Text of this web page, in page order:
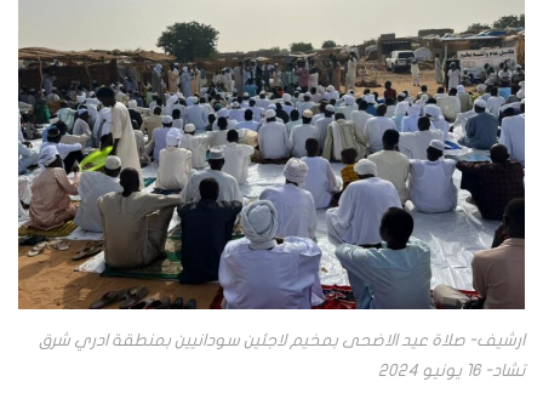
ارشيف- صلاة عيد الاضحى بمخيم لاجئين سودانيين بمنطقة ادري شرق
تشاد- 16 يونيو 2024